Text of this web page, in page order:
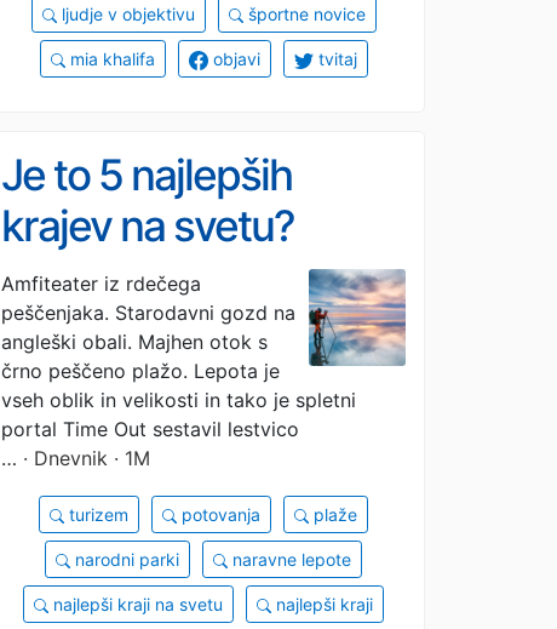
ljudje v objektivu športne novice
mia khalifa objavi tvitaj
Je to 5 najlepših
krajev na svetu?
Preverite lestvico, ki
jemlje dih
Amfiteater iz rdečega
peščenjaka. Starodavni gozd na
angleški obali. Majhen otok s
črno peščeno plažo. Lepota je
vseh oblik in velikosti in tako je spletni
portal Time Out sestavil lestvico
… · Dnevnik · 1M
turizem potovanja plaže
narodni parki naravne lepote
najlepši kraji na svetu najlepši kraji